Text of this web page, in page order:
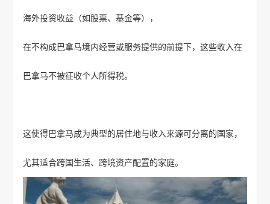
海外投资收益（如股票、基金等），
在不构成巴拿马境内经营或服务提供的前提下，这些收入在
巴拿马不被征收个人所得税。
这使得巴拿马成为典型的居住地与收入来源可分离的国家，
尤其适合跨国生活、跨境资产配置的家庭。